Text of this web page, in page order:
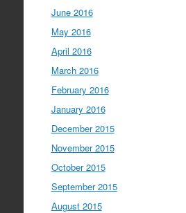
June 2016
May 2016
April 2016
March 2016
February 2016
January 2016
December 2015
November 2015
October 2015
September 2015
August 2015